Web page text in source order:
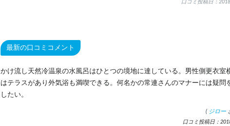
口コミ投稿日：
最新の口コミコメント
かけ流し天然冷温泉の水風呂はひとつの境地に達している。男性側更衣室
はテラスがあり外気浴も満喫できる。何名かの常連さんのマナーには疑問
したい。
( ジロー
口コミ投稿日：